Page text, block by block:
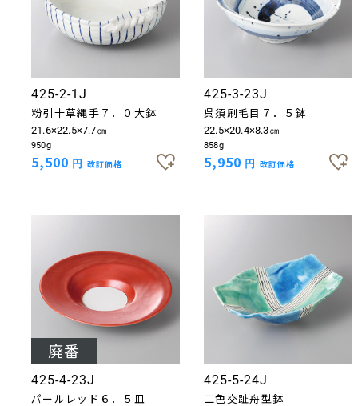
425-2-1J
粉引十草縄手７．０大鉢
21.6×22.5×7.7㎝
950g
5,500 円 改訂価格
425-3-23J
呉須刷毛目７．５鉢
22.5×20.4×8.3㎝
858g
5,950 円 改訂価格
425-4-23J
パールレッド６．５皿
425-5-24J
二色交趾舟型鉢